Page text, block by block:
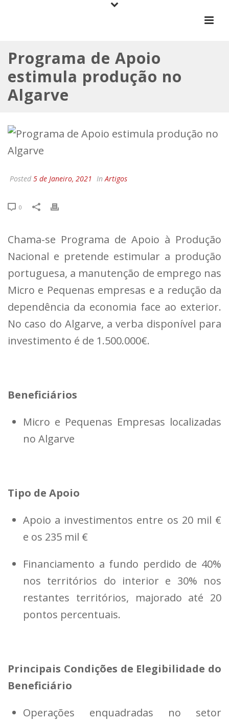
Programa de Apoio
estimula produção no
Algarve
Posted 5 de Janeiro, 2021 InArtigos
0
Chama-se Programa de Apoio à Produção
Nacional e pretende estimular a produção
portuguesa, a manutenção de emprego nas
Micro e Pequenas empresas e a redução da
dependência da economia face ao exterior.
No caso do Algarve, a verba disponível para
investimento é de 1.500.000€.
Beneficiários
Micro e Pequenas Empresas localizadas
no Algarve
Tipo de Apoio
Apoio a investimentos entre os 20 mil €
e os 235 mil €
Financiamento a fundo perdido de 40%
nos territórios do interior e 30% nos
restantes territórios, majorado até 20
pontos percentuais.
Principais Condições de Elegibilidade do
Beneficiário
Operações enquadradas no setor